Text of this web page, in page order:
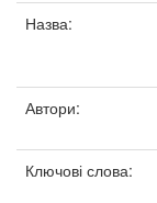
Назва:
Автори:
Ключові слова: